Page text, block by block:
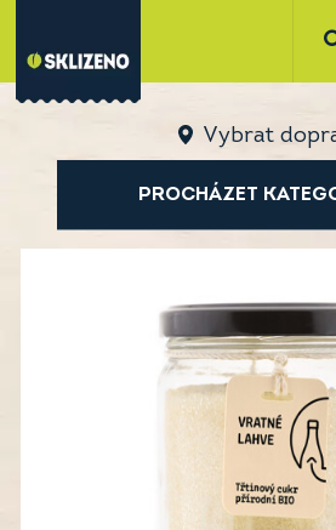
Vybrat
PROCHÁZET